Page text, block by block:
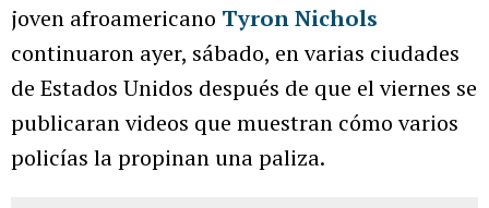
joven afroamericano Tyron Nichols
continuaron ayer, sábado, en varias ciudades
de Estados Unidos después de que el viernes se
publicaran videos que muestran cómo varios
policías la propinan una paliza.